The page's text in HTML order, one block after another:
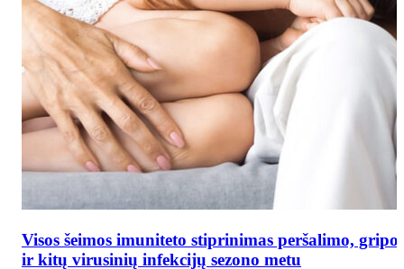
Visos šeimos imuniteto stiprinimas peršalimo, gripo
ir kitų virusinių infekcijų sezono metu